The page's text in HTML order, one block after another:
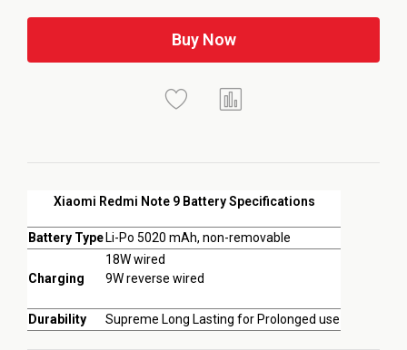
Xiaomi Redmi Note 9 Battery Specifications
Battery TypeLi-Po 5020 mAh, non-removable
Charging
18W wired
9W reverse wired
Durability Supreme Long Lasting for Prolonged use
Buy Now